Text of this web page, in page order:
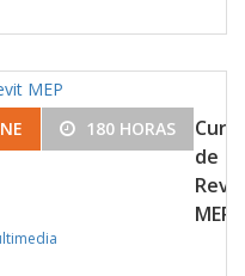
180 HORAS
de
Revit
MEP